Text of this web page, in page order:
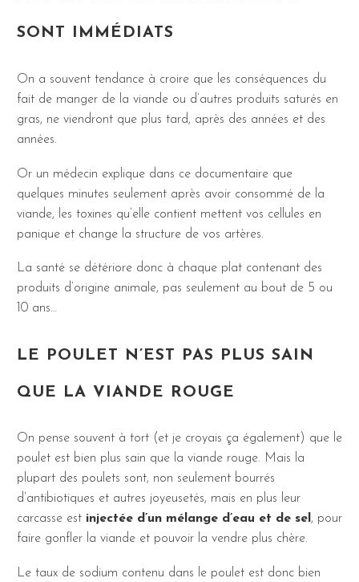
SONT IMMÉDIATS
On a souvent tendance à croire que les conséquences du
fait de manger de la viande ou d’autres produits saturés en
gras, ne viendront que plus tard, après des années et des
années.
Or un médecin explique dans ce documentaire que
quelques minutes seulement après avoir consommé de la
viande, les toxines qu’elle contient mettent vos cellules en
panique et change la structure de vos artères.
La santé se détériore donc à chaque plat contenant des
produits d’origine animale, pas seulement au bout de 5 ou
10 ans…
LE POULET N’EST PAS PLUS SAIN
QUE LA VIANDE ROUGE
On pense souvent à tort (et je croyais ça également) que le
poulet est bien plus sain que la viande rouge. Mais la
plupart des poulets sont, non seulement bourrés
d’antibiotiques et autres joyeusetés, mais en plus leur
carcasse est injectée d’un mélange d’eau et de sel, pour
faire gonfler la viande et pouvoir la vendre plus chère.
Le taux de sodium contenu dans le poulet est donc bien